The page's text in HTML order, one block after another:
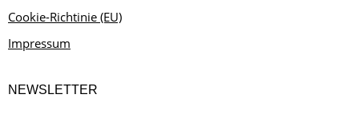
Cookie-Richtinie (EU)
Impressum
NEWSLETTER